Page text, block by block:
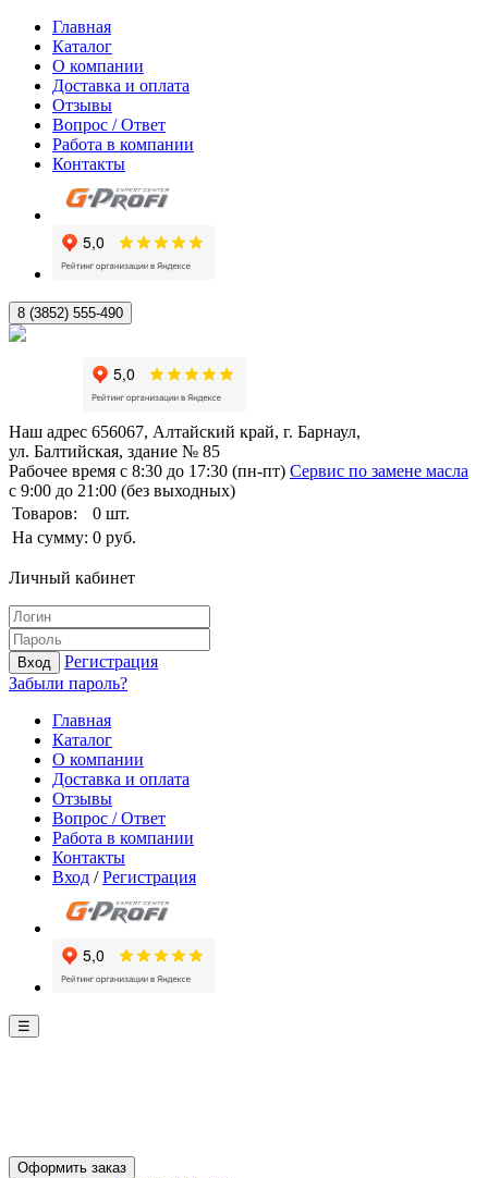
Главная
Каталог
О компании
Доставка и оплата
Отзывы
Вопрос / Ответ
Работа в компании
Контакты
8 (3852) 555-490
Наш адрес 656067, Алтайский край, г. Барнаул,
ул. Балтийская, здание № 85
Рабочее время с 8:30 до 17:30 (пн-пт) Сервис по замене масла
с 9:00 до 21:00 (без выходных)
Товаров:
0 шт.
На сумму: 0 руб.
Личный кабинет
Вход
Регистрация
Забыли пароль?
Главная
Каталог
О компании
Доставка и оплата
Отзывы
Вопрос / Ответ
Работа в компании
Контакты
Вход /Регистрация
☰
Оформить заказ